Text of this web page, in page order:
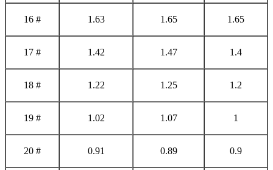
16 # 1.63 1.65 1.65
17 # 1.42 1.47 1.4
18 # 1.22 1.25 1.2
19 # 1.02 1.07 1
20 # 0.91 0.89 0.9